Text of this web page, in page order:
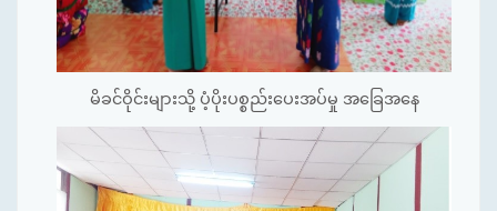
မိခင်ဝိုင်းများသို့ ပံ့ပိုးပစ္စည်းပေးအပ်မှု အခြေအနေ